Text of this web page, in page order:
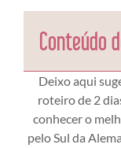
Conteúdo
Deixo aqui
roteiro de 2
conhecer o
pelo Sul da